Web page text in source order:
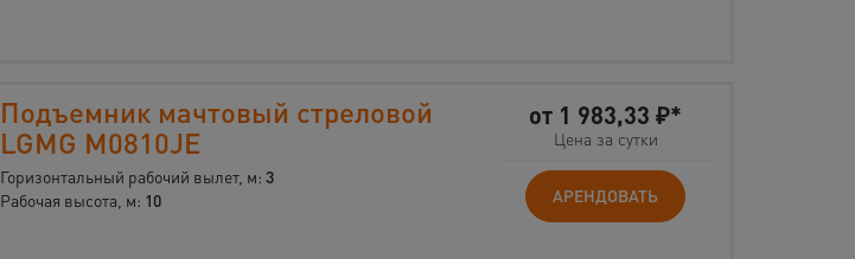
Подъемник мачтовый стреловой
LGMG M0810JE
Горизонтальный рабочий вылет, м: 3
Рабочая высота, м: 10
от 1 983,33 ₽*
Цена за сутки
АРЕНДОВАТЬ